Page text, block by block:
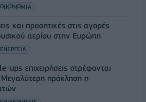
ΟΙΚΟΝΟΜΙΑ
και προοπτικές στις αγορές
αερίου στην Ευρώπη
ΕΝΕΡΓΕΙΑ
ups επιχειρήσεις στρέφονται
πρόκληση η